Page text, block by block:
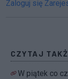
Zaloguj się
CZYTAJ
W piątek co